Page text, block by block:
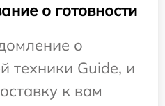
о готовности
о
техники Guide, и
к вам